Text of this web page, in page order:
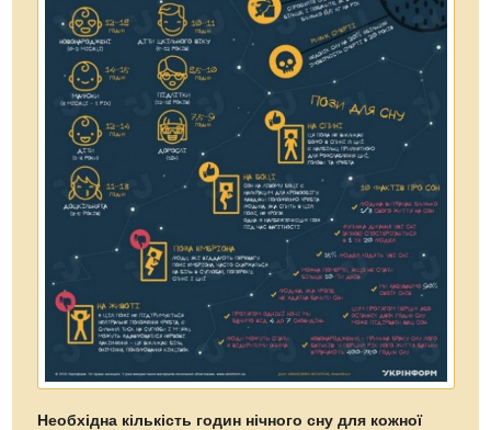
Необхідна кількість годин нічного сну для кожної